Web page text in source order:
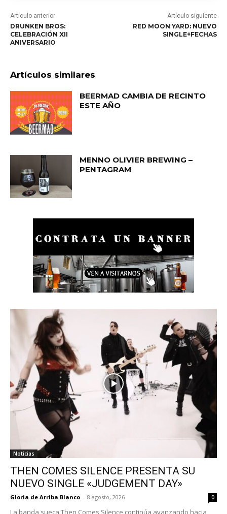
Artículo anterior
DRUNKEN BROS:
CELEBRACIÓN XII
ANIVERSARIO
Artículo siguiente
RED MOON YARD: NUEVO
SINGLE+FECHAS
Artículos similares
BEERMAD CAMBIA DE RECINTO
ESTE AÑO
MENNO OLIVIER BREWING –
PENTAGRAM
Noticias
THEN COMES SILENCE PRESENTA SU
NUEVO SINGLE «JUDGEMENT DAY»
Gloria de Arriba Blanco - 8 agosto, 2026 0
La banda sueca Then Comes Silence continúa avanzando hacia